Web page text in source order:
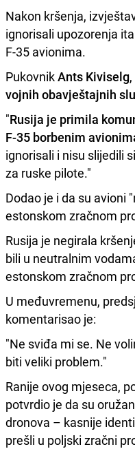
Nakon kršenja,
ignorisali upozorenja
F-35 avionima.
PukovnikAnts Kiviselg
vojnih obavještajnih
"Rusija je primila
F-35 borbenim
ignorisali i nisu slijedili
za ruske pilote."
Dodao je i da su avioni
estonskom zračnom
Rusija je negirala
bili u neutralnim
estonskom zračnom
U međuvremenu,
komentarisao je:
"Ne sviđa mi se. Ne
biti veliki problem."
Ranije ovog mjeseca,
potvrdio je da su
dronova – kasnije
prešli u poljski zračni